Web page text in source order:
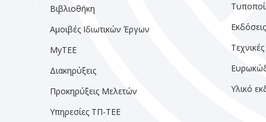
Βιβλιοθήκη
Αμοιβές Ιδιωτικών Έργων
MyTEE
Διακηρύξεις
Προκηρύξεις Μελετών
Υπηρεσίες ΤΠ-ΤΕΕ
Εκδόσεις
Υλικό